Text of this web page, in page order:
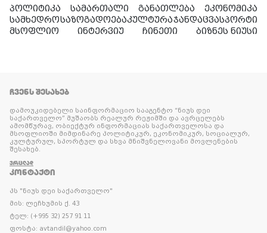
პოლიტიკა სამართალი განათლება
ეკონომიკა
სამხედროსაზოგადოებაკულტურაჯანდაცვასპორტი
მსოფლიო
ინტერვიუ ჩინეთი ბიზნეს ნიუსი
ᲩᲕᲔᲜᲡ ᲨᲔᲡᲐᲮᲔᲑ
დამოუკიდებელი საინფორმაციო სააგენტო “ნიუს დეი
საქართველო” მუშაობს რეალურ რეჟიმში და ავრცელებს
ამომწურავ, ობიექტურ ინფორმაციას საქართველოსა და
მსოფლიოში მიმდინარე პოლიტიკურ, ეკონომიკურ, სოციალურ,
კულტურულ, სპორტულ და სხვა მნიშვნელოვანი მოვლენების
შესახებ.
ᲕᲠᲪᲚᲐᲓ
ᲙᲝᲜᲢᲐᲥᲢᲘ
პს "ნიუს დეი საქართველო"
მის: ლეჩხუმის ქ. 43
ტელ: (+995 32) 257 91 11
ფოსტა: avtandil@yahoo.com